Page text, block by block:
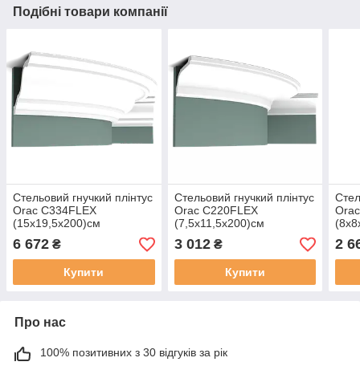
Подібні товари компанії
Стельовий гнучкий плінтус
Orac C334FLEX
(15х19,5х200)см
6 672 ₴
Купити
Стельовий гнучкий плінтус
Orac C220FLEX
(7,5х11,5х200)см
3 012₴
Купити
2
Про нас
100% позитивних з 30 відгуків за рік